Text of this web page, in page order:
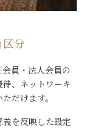
分
員・法人会員の
、ネットワーキ
だけます。
を反映した設定